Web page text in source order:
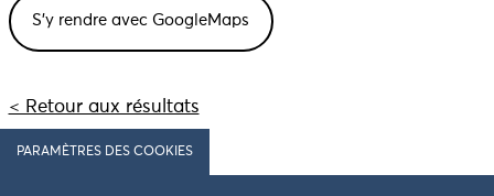
< Retour aux résultats
PARAMÈTRES DES COOKIES